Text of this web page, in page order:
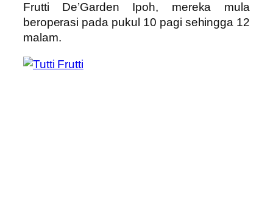
Frutti De’Garden Ipoh, mereka mula
beroperasi pada pukul 10 pagi sehingga 12
malam.